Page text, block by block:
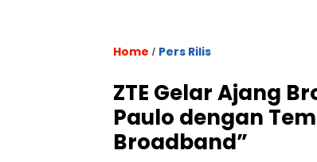
Home / Pers Rilis
ZTE Gelar Ajang
Paulo dengan
Broadband”